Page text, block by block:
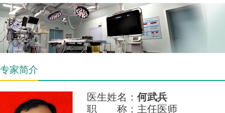
专家简介
医生姓名： 何武兵
职 称：主任医师